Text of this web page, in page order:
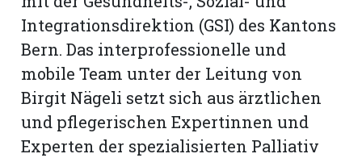
Integrationsdirektion (GSI) des Kantons
Bern. Das interprofessionelle und
mobile Team unter der Leitung von
Birgit Nägeli setzt sich aus ärztlichen
und pflegerischen Expertinnen und
Experten der spezialisierten Palliativ